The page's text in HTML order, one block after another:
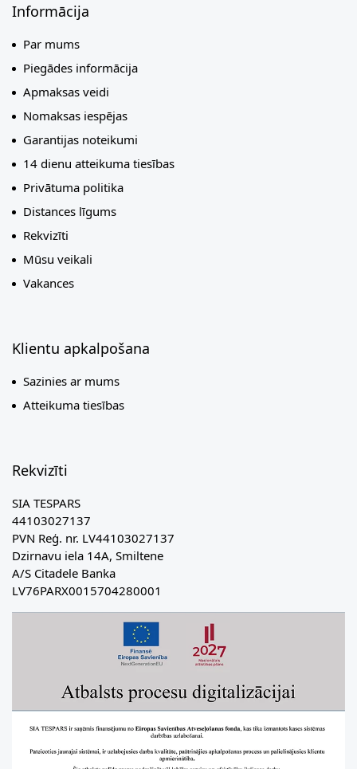
Informācija
Par mums
Piegādes informācija
Apmaksas veidi
Nomaksas iespējas
Garantijas noteikumi
14 dienu atteikuma tiesības
Privātuma politika
Distances līgums
Rekvizīti
Mūsu veikali
Vakances
Klientu apkalpošana
Sazinies ar mums
Atteikuma tiesības
Rekvizīti
SIA TESPARS
44103027137
PVN Reģ. nr. LV44103027137
Dzirnavu iela 14A, Smiltene
A/S Citadele Banka
LV76PARX0015704280001